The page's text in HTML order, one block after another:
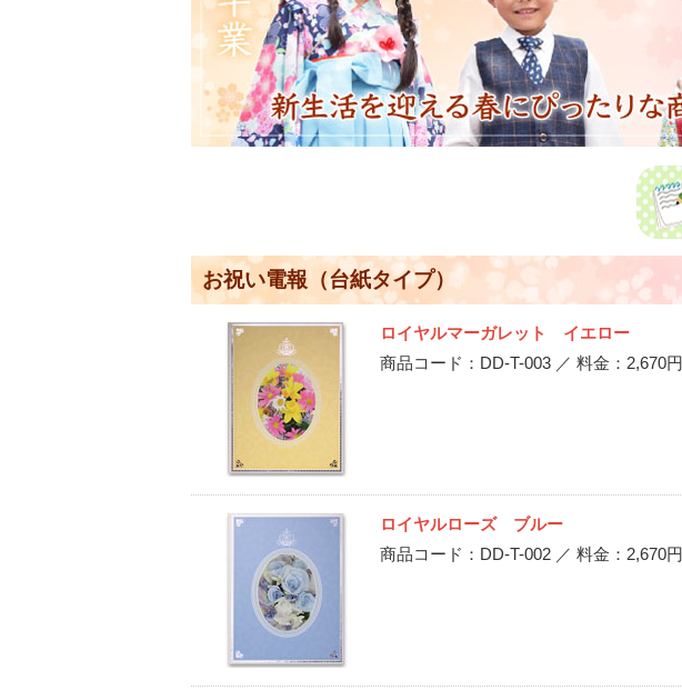
お祝い電報（台紙タイプ）
ロイヤルマーガレット イエロー
商品コード：DD-T-003 ／ 料金：2,670円
ロイヤルローズ ブルー
商品コード：DD-T-002 ／ 料金：2,670円